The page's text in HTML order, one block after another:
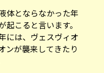
体とならなかった年
こると言います。
には、ヴェスヴィオ
ンが襲来してきたり